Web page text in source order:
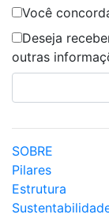
Você
Deseja
outras
SOBRE
Pilares
Estrutura